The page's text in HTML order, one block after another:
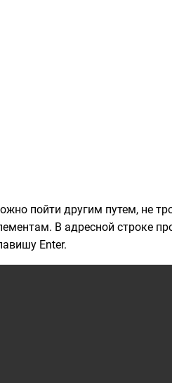
пойти другим путем, не
В адресной строке
Enter.